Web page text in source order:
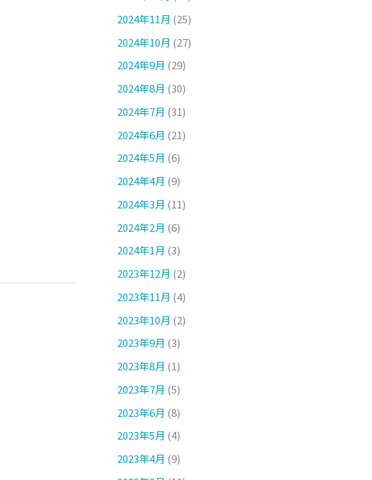
2024年11月 (25)
2024年10月 (27)
2024年9月 (29)
2024年8月 (30)
2024年7月 (31)
2024年6月 (21)
2024年5月 (6)
2024年4月 (9)
2024年3月 (11)
2024年2月 (6)
2024年1月 (3)
2023年12月 (2)
2023年11月 (4)
2023年10月 (2)
2023年9月 (3)
2023年8月 (1)
2023年7月 (5)
2023年6月 (8)
2023年5月 (4)
2023年4月 (9)